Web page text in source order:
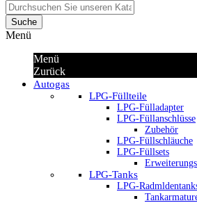
Suche
Menü
Menü
Zurück
Autogas
LPG-Füllteile
LPG-Fülladapter
LPG-Füllanschlüsse
Zubehör
LPG-Füllschläuche
LPG-Füllsets
LPG-Tanks
LPG-